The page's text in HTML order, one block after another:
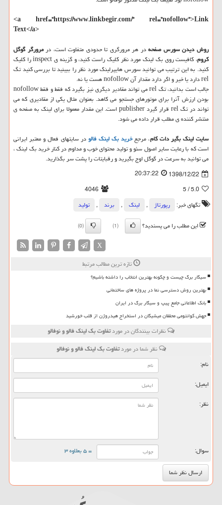
<a href=”https://www.linkbegir.com/” rel=”nofollow”>Link
Text</a>
روش دیدن سورس صفحهدر هر مرورگری تا حدودی متفاوت است، درمرورگر گوگل
کروم
، کافیست روی بک لینک مورد نظر کلیک راست کنید، و گزینه ی inspect را کلیک
کنید. به این ترتیب می توانید سورس هایپرلینک مورد نظر را ببینید تا بررسی کنید تگ
rel دارد یا خیر و اگر دارد مقدار آن nofollow هست یا نه.
جالب است بدانید، تگ rel می تواند مقادیر دیگری نیز بگیرد که فقط و فقط nofollow
بودن ارزش آنرا برای موتورهای جستجو می کاهد. بعنوان مثال یکی از مقادیری که می
تواند در تگ rel قرار گیرد publisher است. این مقدار معمولا برای لینک به صفحه ی
منتشر کننده ی مطلب قرار داده می شود.
سایت لینک بگیر دات کام، مرجعخرید بک لینک فالودر سایتهای فعال و معتبر ایرانی
است که با رعایت سایر اصول سئو و تولید محتوای خوب و مداوم در کنار خرید بک لینک ،
می توانید به سرعت در گوگل اوج بگیرید و رقبایتات را پشت سر بگذارید.
1398/12/22
20:37:22
5.0
/ 5
4046
تگهای خبر:
رپورتاژ , لینك , برند ,
تولید
این مطلب را می پسندید؟
(1)
(0)
X
تازه ترین مطالب مرتبط
سیگار برگ چیست و چگونه بهترین انتخاب را داشته باشیم؟
بهترین روش دسترسی نما در پروژه های ساختمانی
بانک اطلاعاتی جامع پیپ و سیگار برگ در ایران
جهش کوانتومی محققان میشیگان در استخراج هیدروژن از قلب خورشید
نظرات بینندگان در موردتفاوت بك لینك فالو و نوفالو
نظر شما در موردتفاوت بك لینك فالو و نوفالو
نام:
ایمیل:
نظر:
سوال: = ۵ بعلاوه ۳